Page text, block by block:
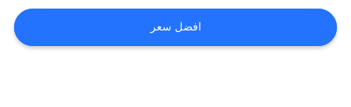
اقتباس
افضل سعر